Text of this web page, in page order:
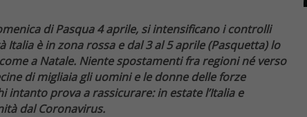
di Pasqua 4 aprile, si intensificano i controlli
è in zona rossa e dal 3 al 5 aprile (Pasquetta) lo
a Natale. Niente spostamenti fra regioni né verso
di migliaia gli uomini e le donne delle forze
intanto prova a rassicurare: in estate l’Italia e
dal Coronavirus.